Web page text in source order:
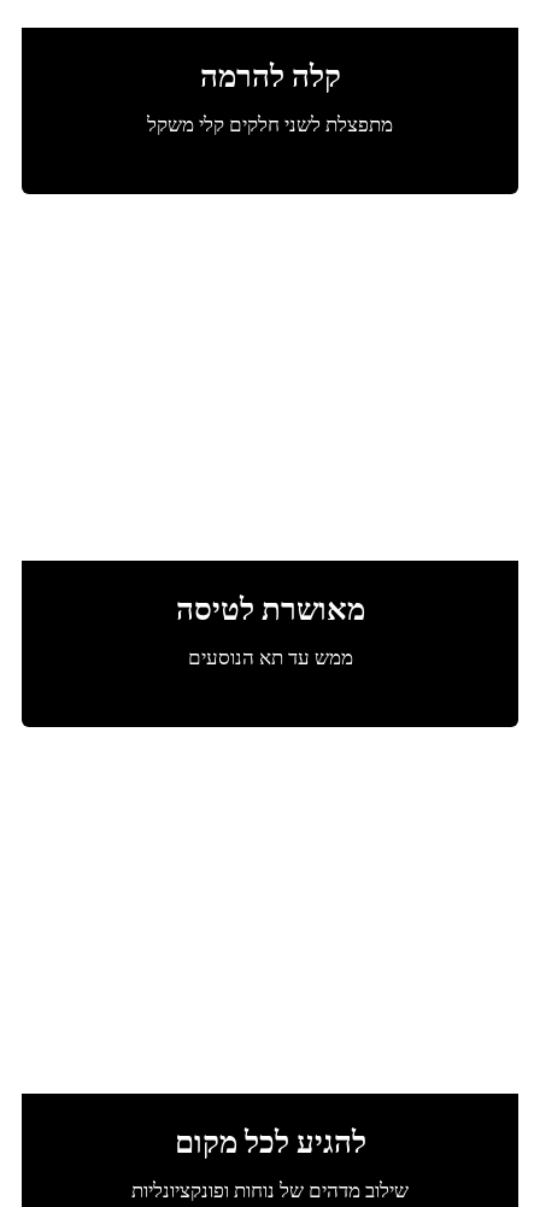
להגיע לכל מקום
שילוב מדהים של נוחות ופונקציונליות
מאושרת לטיסה
ממש עד תא הנוסעים
קלה להרמה
מתפצלת לשני חלקים קלי משקל